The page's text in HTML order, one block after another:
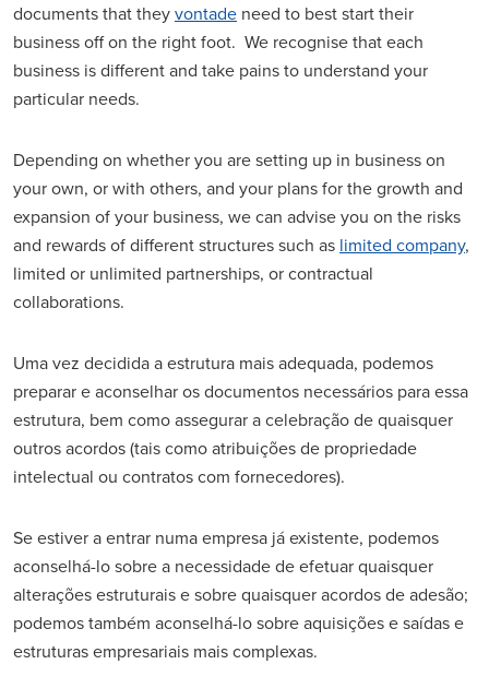
documents that theyvontade need to best start their
business off on the right foot. We recognise that each
business is different and take pains to understand your
particular needs.
Depending on whether you are setting up in business on
your own, or with others, and your plans for the growth and
expansion of your business, we can advise you on the risks
and rewards of different structures such as limited company,
limited or unlimited partnerships, or contractual
collaborations.
Uma vez decidida a estrutura mais adequada, podemos
preparar e aconselhar os documentos necessários para essa
estrutura, bem como assegurar a celebração de quaisquer
outros acordos (tais como atribuições de propriedade
intelectual ou contratos com fornecedores).
Se estiver a entrar numa empresa já existente, podemos
aconselhá-lo sobre a necessidade de efetuar quaisquer
alterações estruturais e sobre quaisquer acordos de adesão;
podemos também aconselhá-lo sobre aquisições e saídas e
estruturas empresariais mais complexas.